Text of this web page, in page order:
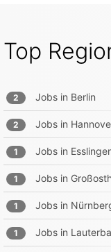
Top
2 Jobs in Berlin
2 Jobs in
1 Jobs in
1 Jobs in
1 Jobs in
1 Jobs in